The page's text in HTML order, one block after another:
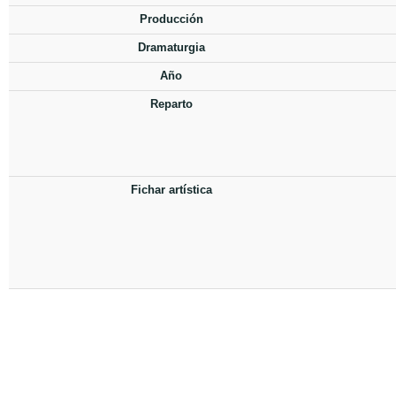
Producción
Dramaturgia
Año
Reparto
Fichar artística